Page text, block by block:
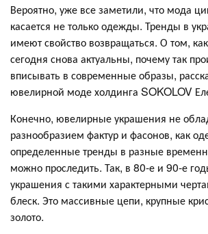
Вероятно, уже все заметили, что мода
касается не только одежды. Тренды в
имеют свойство возвращаться. О том,
сегодня снова актуальны, почему так
вписывать в современные образы,
ювелирной моде холдинга SOKOLOV
Конечно, ювелирные украшения не
разнообразием фактур и фасонов, как
определенные тренды в разные
можно проследить. Так, в 80-е и 90-е
украшения с такими характерными
блеск. Это массивные цепи, крупные
золото.